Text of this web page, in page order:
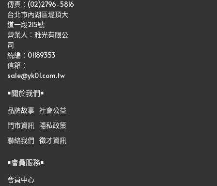
傳真：(02)2796-5816
台北市內湖區堤頂大
道一段215號
營業人：雅光有限公
司
統編：01189353
信箱：
sale@yk01.com.tw
￭關於我們￭
品牌故事 社會公益
門市資訊 隱私政策
聯絡我們 徵才資訊
￭會員服務￭
會員中心